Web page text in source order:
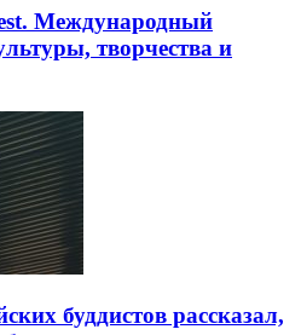
Международный
творчества и
буддистов рассказал,